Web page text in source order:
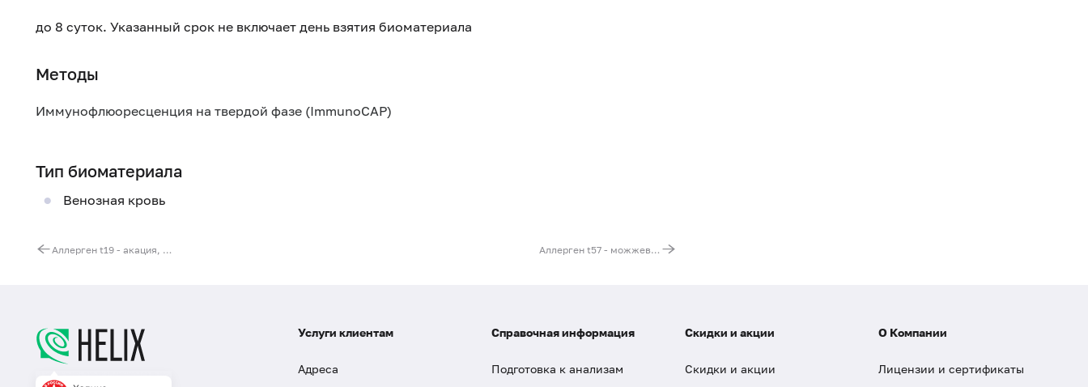
до 8 суток. Указанный срок не включает день взятия биоматериала
Методы
Иммунофлюоресценция на твердой фазе (ImmunoCAP)
Тип биоматериала
Венозная кровь
Аллерген t19 - акация, IgE (ImmunoCAP) Аллерген t57 - можжевельник, IgE (ImmunoCAP)
Услуги клиентам
Адреса
Справочная информация
Подготовка к анализам
Скидки и акции
Скидки и акции
О Компании
Лицензии и сертификаты